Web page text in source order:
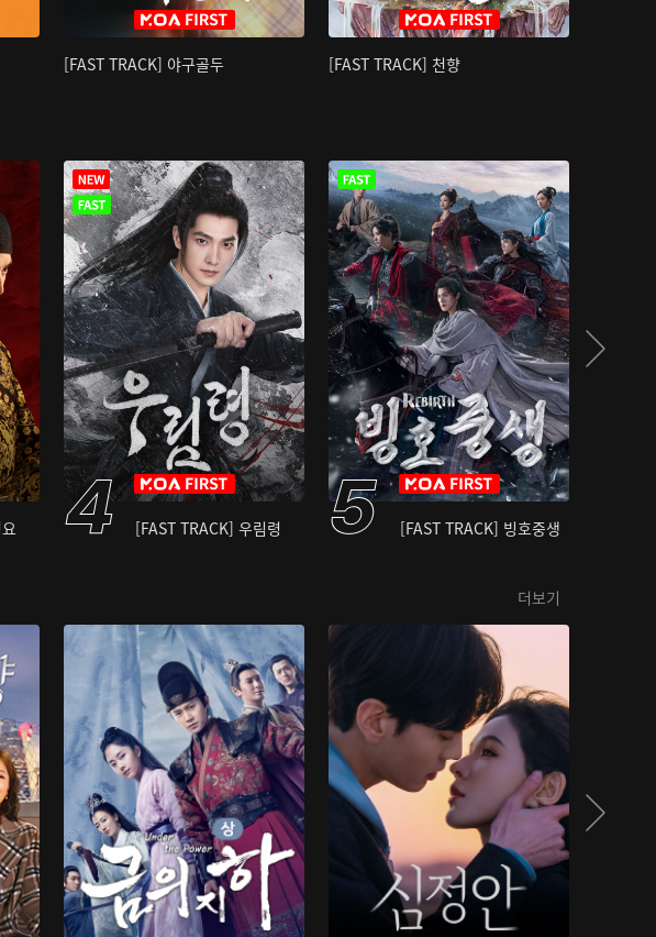
[FAST TRACK] 야구골두 [FAST TRACK] 천향
[FAST TRACK] 우림령 [FAST TRACK] 빙호중생
더보기